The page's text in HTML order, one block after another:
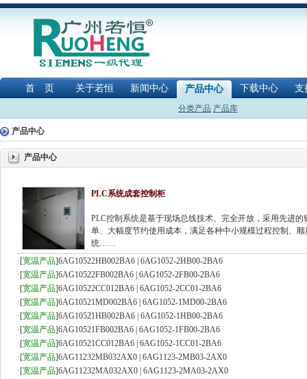
首 页 关于若恒 新闻中心 产品中心 下载中心 支
分类产品 产品库
产品中心
产品中心
PLC系统成套控制柜
PLC控制系统是基于现场总线技术、完全开放，采用先进
单、大幅度节约使用成本，满足各种中小规模过程控制、
统……
·[宽温产品]6AG10522HB002BA6 | 6AG1052-2HB00-2BA6
·[宽温产品]6AG10522FB002BA6 | 6AG1052-2FB00-2BA6
·[宽温产品]6AG10522CC012BA6 | 6AG1052-2CC01-2BA6
·[宽温产品]6AG10521MD002BA6 | 6AG1052-1MD00-2BA6
·[宽温产品]6AG10521HB002BA6 | 6AG1052-1HB00-2BA6
·[宽温产品]6AG10521FB002BA6 | 6AG1052-1FB00-2BA6
·[宽温产品]6AG10521CC012BA6 | 6AG1052-1CC01-2BA6
·[宽温产品]6AG11232MB032AX0 | 6AG1123-2MB03-2AX0
·[宽温产品]6AG11232MA032AX0 | 6AG1123-2MA03-2AX0